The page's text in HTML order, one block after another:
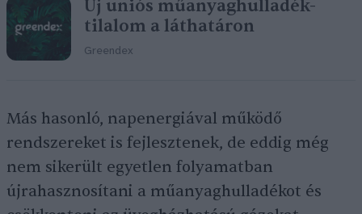
Új uniós műanyaghulladék-
tilalom a láthatáron
Greendex
Más hasonló, napenergiával működő
rendszereket is fejlesztenek, de eddig még
nem sikerült egyetlen folyamatban
újrahasznosítani a műanyaghulladékot és